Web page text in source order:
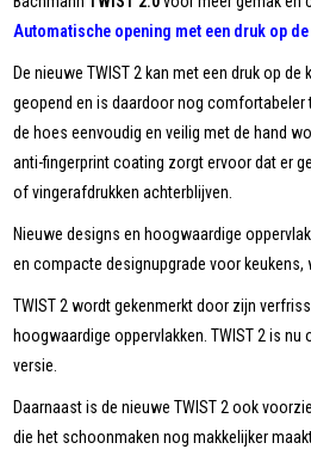
Automatische opening met een druk op
De nieuwe TWIST 2 kan met een druk op
geopend en is daardoor nog comfortabeler
de hoes eenvoudig en veilig met de hand
anti-fingerprint coating zorgt ervoor dat er
of vingerafdrukken achterblijven.
Nieuwe designs en hoogwaardige
en compacte designupgrade voor keukens,
TWIST 2 wordt gekenmerkt door zijn
hoogwaardige oppervlakken. TWIST 2 is nu
versie.
Daarnaast is de nieuwe TWIST 2 ook
die het schoonmaken nog makkelijker